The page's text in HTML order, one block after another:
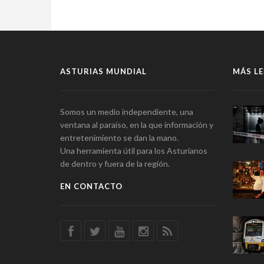
ASTURIAS MUNDIAL
Somos un medio independiente, una
ventana al paraíso, en la que información y
entretenimiento se dan la mano.
Una herramienta útil para los Asturianos
de dentro y fuera de la región.
EN CONTACTO
MÁS